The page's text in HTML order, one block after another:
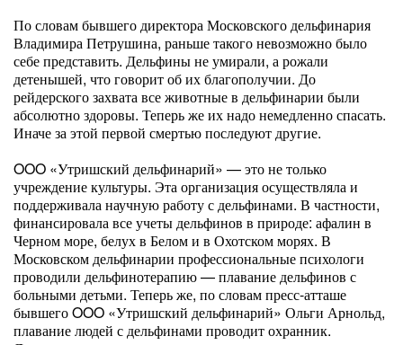
По словам бывшего директора Московского дельфинария
Владимира Петрушина, раньше такого невозможно было
себе представить. Дельфины не умирали, а рожали
детенышей, что говорит об их благополучии. До
рейдерского захвата все животные в дельфинарии были
абсолютно здоровы. Теперь же их надо немедленно спасать.
Иначе за этой первой смертью последуют другие.
OOO «Утришский дельфинарий» — это не только
учреждение культуры. Эта организация осуществляла и
поддерживала научную работу с дельфинами. В частности,
финансировала все учеты дельфинов в природе: афалин в
Черном море, белух в Белом и в Охотском морях. В
Московском дельфинарии профессиональные психологи
проводили дельфинотерапию — плавание дельфинов с
больными детьми. Теперь же, по словам пресс-атташе
бывшего OOO «Утришский дельфинарий» Ольги Арнольд,
плавание людей с дельфинами проводит охранник.